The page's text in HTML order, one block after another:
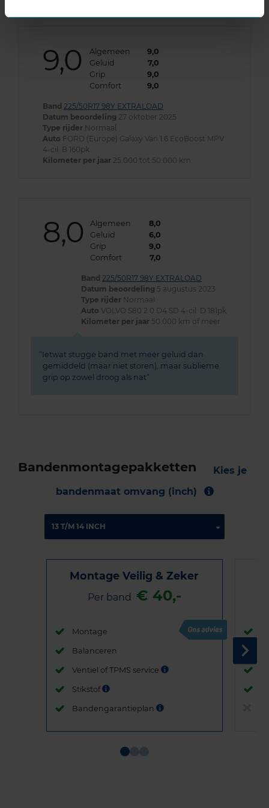
9,0 Algemeen
9,0
Geluid
7,0
Grip
9,0
Comfort
9,0
Band 225/50R17 98Y EXTRALOAD
Datum beoordeling 27 oktober 2025
Type rijder Normaal
Auto FORD (Europe) Galaxy Van 1.6 EcoBoost MPV
4-cil. B 160pk
Kilometer per jaar 25.000 tot 50.000 km
8,0 Algemeen
8,0
Geluid
6,0
Grip
9,0
Comfort
7,0
Band 225/50R17 98Y EXTRALOAD
Datum beoordeling 5 augustus 2023
Type rijder Normaal
Auto VOLVO S80 2.0 D4 SD 4-cil. D 181pk
Kilometer per jaar 50.000 km of meer
Ietwat stugge band met meer geluid dan
gemiddeld (maar niet storen), maar sublieme
grip op zowel droog als nat
Bandenmontagepakketten
Kies je
bandenmaat omvang (inch)
Montage Veilig & Zeker
Per band € 40,-
Montage
Balanceren
Ventiel of TPMS service
Stikstof
Bandengarantieplan